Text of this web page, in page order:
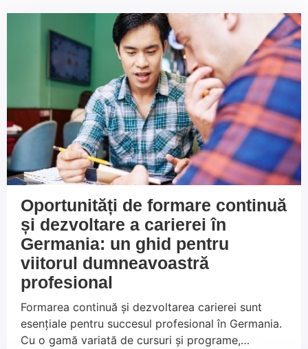
Oportunități de formare continuă
și dezvoltare a carierei în
Germania: un ghid pentru
viitorul dumneavoastră
profesional
Formarea continuă și dezvoltarea carierei sunt
esențiale pentru succesul profesional în Germania.
Cu o gamă variată de cursuri și programe,